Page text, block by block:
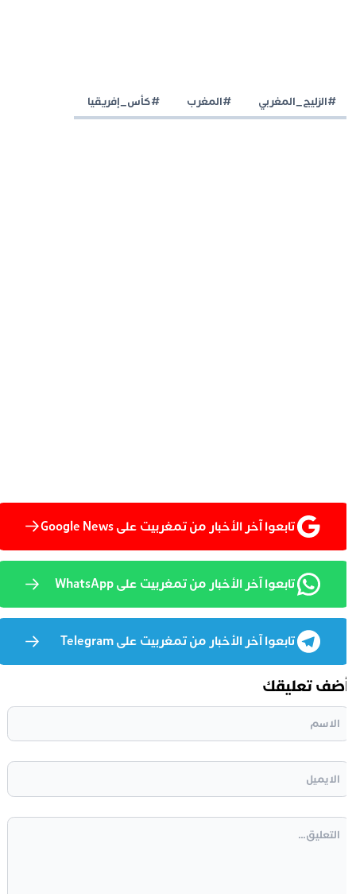
#الزليج_المغربي #المغرب #كأس_إفريقيا
تابعوا آخر الأخبار من تمغربيت على Google News
تابعوا آخر الأخبار من تمغربيت على WhatsApp
تابعوا آخر الأخبار من تمغربيت على Telegram
تعليقك